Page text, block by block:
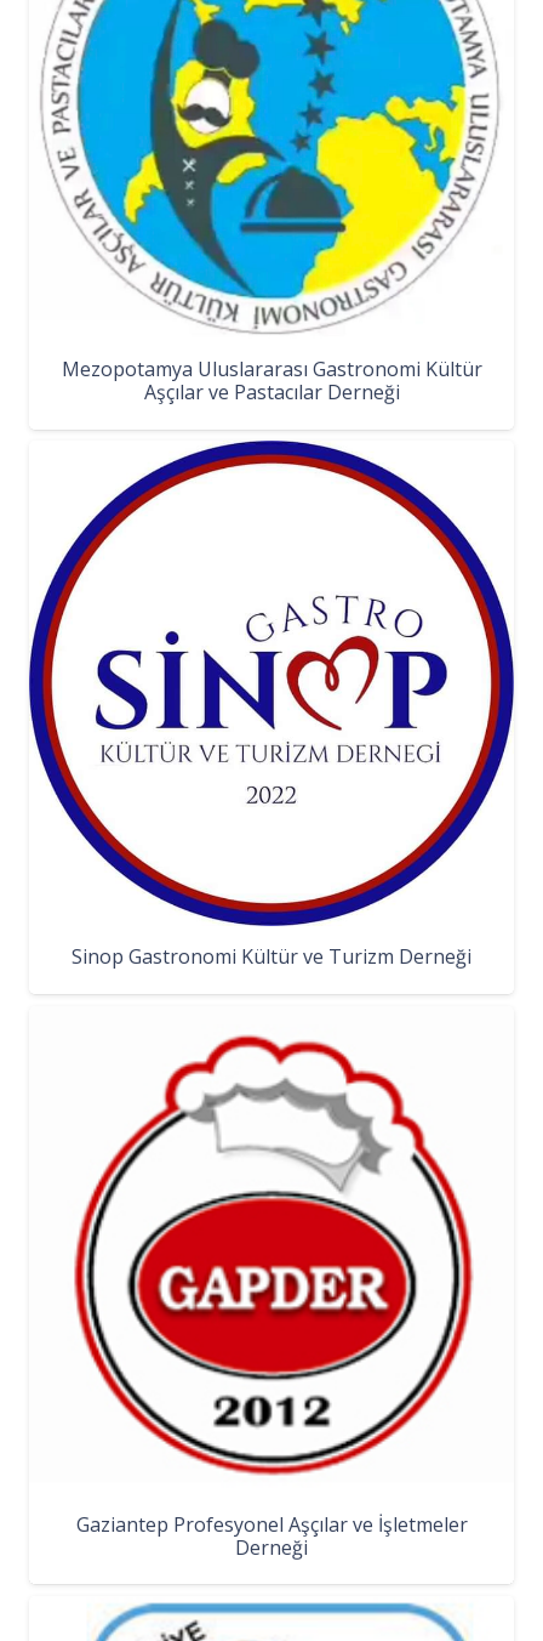
Mezopotamya Uluslararası Gastronomi Kültür
Aşçılar ve Pastacılar Derneği
Sinop Gastronomi Kültür ve Turizm Derneği
Gaziantep Profesyonel Aşçılar ve İşletmeler
Derneği